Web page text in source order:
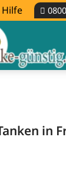
Hilfe
in